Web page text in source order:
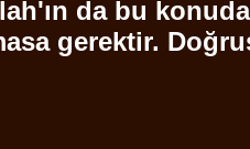
da bu
gerektir.